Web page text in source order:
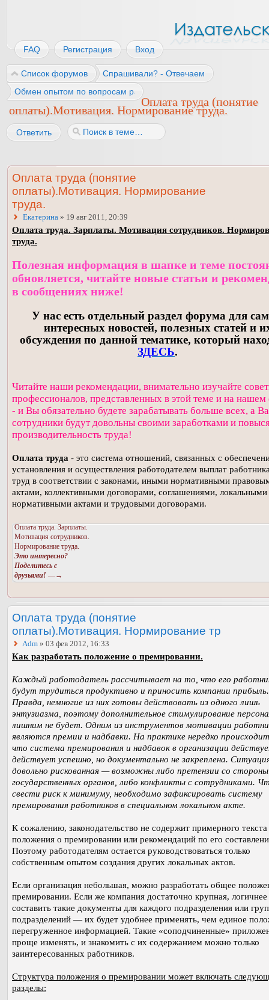
FAQ Регистрация Вход
Список форумов
Спрашивали? - Отвечаем
Обмен опытом по вопросам работы
Оплата труда (понятие
оплаты).Мотивация. Нормирование труда.
Ответить
Оплата труда (понятие
оплаты).Мотивация. Нормирование
труда.
Екатерина » 19 авг 2011, 20:39
Оплата труда. Зарплаты. Мотивация сотрудников.
труда.
Полезная информация в шапке и теме
обновляется, читайте новые статьи и
в сообщениях ниже!
У нас есть отдельный раздел форума для
интересных новостей, полезных статей и
обсуждения по данной тематике, который
ЗДЕСЬ.
Читайте наши рекомендации, внимательно изучайте
профессионалов, представленных в этой теме и на
- и Вы обязательно будете зарабатывать больше всех, а
сотрудники будут довольны своими заработками и
производительность труда!
Оплата труда - это система отношений, связанных с
установления и осуществления работодателем выплат
труд в соответствии с законами, иными нормативными
актами, коллективными договорами, соглашениями, локальными
нормативными актами и трудовыми договорами.
Оплата труда. Зарплаты.
Мотивация сотрудников.
Нормирование труда.
Это интересно?
Поделитесь с
друзьями! —→
Оплата труда (понятие
оплаты).Мотивация. Нормирование тр
Adm » 03 фев 2012, 16:33
Как разработать положение о премировании.
Каждый работодатель рассчитывает на то, что его
будут трудиться продуктивно и приносить компании прибыль.
Правда, немногие из них готовы действовать из одного лишь
энтузиазма, поэтому дополнительное стимулирование
лишним не будет. Одним из инструментов мотивации
являются премии и надбавки. На практике нередко
что система премирования и надбавок в организации
действует успешно, но документально не закреплена.
довольно рискованная — возможны либо претензии со стороны
государственных органов, либо конфликты с сотрудниками.
свести риск к минимуму, необходимо зафиксировать систему
премирования работников в специальном локальном акте.
К сожалению, законодательство не содержит примерного текста
положения о премировании или рекомендаций по его
Поэтому работодателям остается руководствоваться только
собственным опытом создания других локальных актов.
Если организация небольшая, можно разработать общее
премировании. Если же компания достаточно крупная, логичнее
составить такие документы для каждого подразделения или
подразделений — их будет удобнее применять, чем единое
перегруженное информацией. Такие «соподчиненные»
проще изменять, и знакомить с их содержанием можно только
заинтересованных работников.
Структура положения о премировании может включать
разделы: